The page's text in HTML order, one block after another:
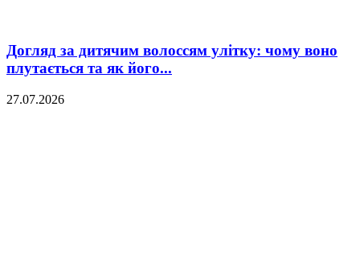
Догляд за дитячим волоссям улітку: чому воно
плутається та як його...
27.07.2026